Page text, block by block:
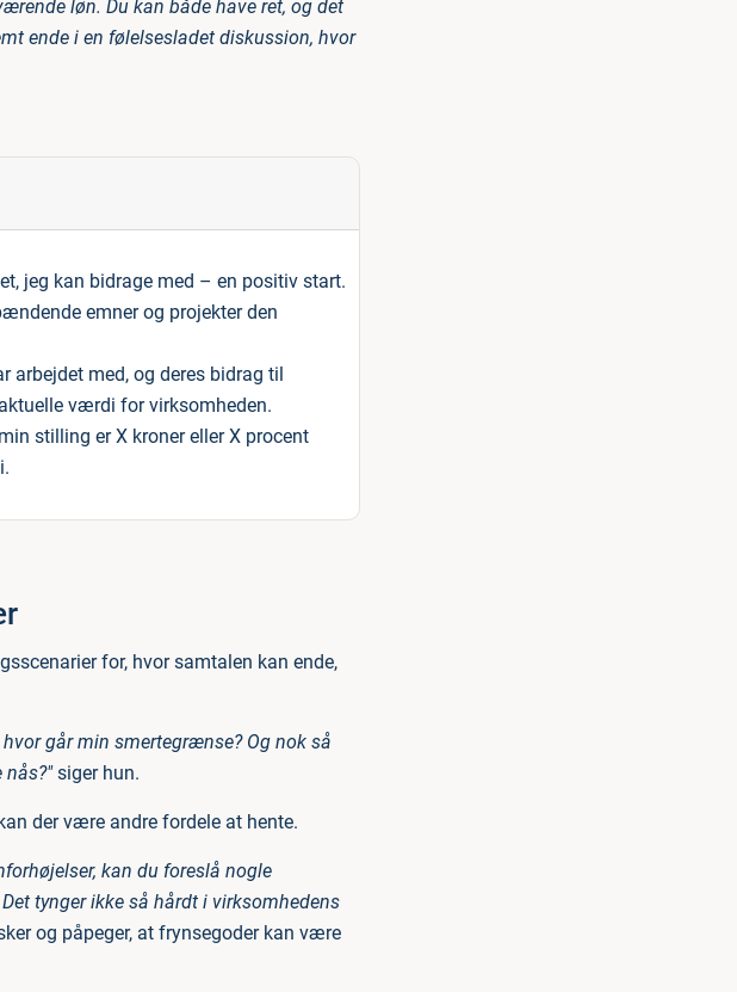
løn. Du kan både have ret, og det
ende i en følelsesladet diskussion, hvor
jeg kan bidrage med – en positiv start.
emner og projekter den
arbejdet med, og deres bidrag til
værdi for virksomheden.
stilling er X kroner eller X procent
for, hvor samtalen kan ende,
går min smertegrænse? Og nok så
nås?"siger hun.
der være andre fordele at hente.
kan du foreslå nogle
tynger ikke så hårdt i virksomhedens
og påpeger, at frynsegoder kan være